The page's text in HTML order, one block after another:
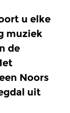
u elke
muziek
de
Noors
uit